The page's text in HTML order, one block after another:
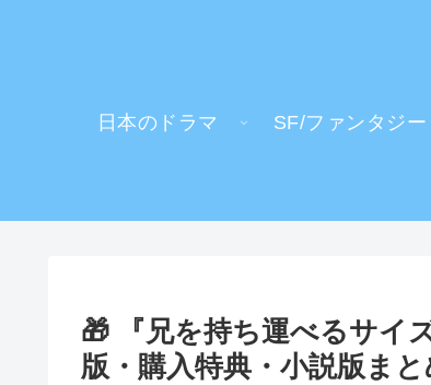
日本のドラマ SF/ファンタジー
🎁 『兄を持ち運べるサイ
版・購入特典・小説版まと